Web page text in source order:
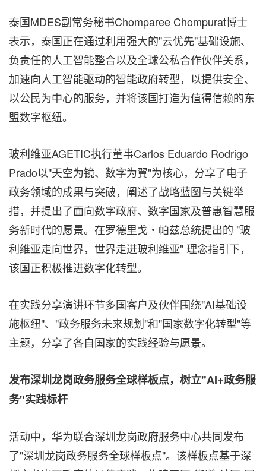
泰国MDES副常务秘书Chomparee Chompurat博士
表示，泰国正在通过利用强大的"云优先"基础设施、
负责任的人工智能整合以及全球公私合作伙伴关系，
加速向人工智能驱动的智能政府转型，以提供安全、
以公民为中心的服务，并将该国打造为值得信赖的东
盟数字枢纽。
玻利维亚AGETIC执行董事Carlos Eduardo Rodrigo
Prado以"天空为镜、数字为翼"为核心，分享了电子
政务领域的成果与突破，阐述了战略蓝图与关键举
措，并提出了面向数字政府、数字国家及普惠智慧服
务新时代的愿景。在罗德里戈・帕兹总统提出的 "玻
利维亚走向世界，世界走进玻利维亚" 理念指引下，
该国正积极推进数字化转型。
在实践分享演讲环节多国客户及伙伴围绕"AI基础设
施枢纽"、"政务服务未来规划"和"国家数字化转型"等
主题，分享了各自国家的实践经验与愿景。
发布深圳龙岗政务服务全球样板点，树立"AI+政务服
务"实践标杆
活动中，华为联合深圳龙岗政府服务中心共同发布
了"深圳龙岗政务服务全球样板点"。该样板点基于深